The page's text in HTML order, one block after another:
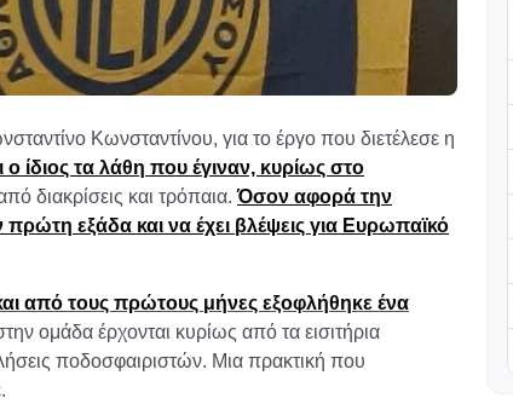
Κωνσταντίνου, για το έργο που διετέλεσε η
ίδιος τα λάθη που έγιναν, κυρίως στο
διακρίσεις και τρόπαια.Όσον αφορά την
εξάδα και να έχει βλέψεις για Ευρωπαϊκό
από τους πρώτους μήνες εξοφλήθηκε ένα
ομάδα έρχονται κυρίως από τα εισιτήρια
ποδοσφαιριστών. Μια πρακτική που